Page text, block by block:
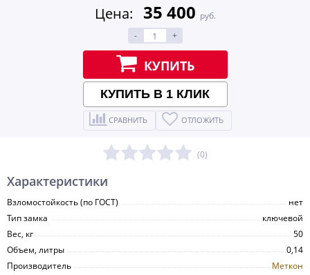
Цена: 35 400 руб.
-
+
КУПИТЬ
КУПИТЬ В 1 КЛИК
СРАВНИТЬ ОТЛОЖИТЬ
(0)
Характеристики
Взломостойкость (по ГОСТ)
нет
Тип замка
ключевой
Вес, кг
50
Объем, литры
0,14
Производитель
Меткон